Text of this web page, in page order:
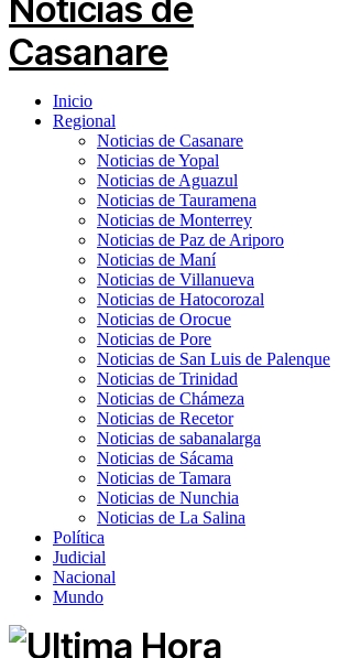
Inicio
Regional
Noticias de Casanare
Noticias de Yopal
Noticias de Aguazul
Noticias de Tauramena
Noticias de Monterrey
Noticias de Paz de Ariporo
Noticias de Maní
Noticias de Villanueva
Noticias de Hatocorozal
Noticias de Orocue
Noticias de Pore
Noticias de San Luis de Palenque
Noticias de Trinidad
Noticias de Chámeza
Noticias de Recetor
Noticias de sabanalarga
Noticias de Sácama
Noticias de Tamara
Noticias de Nunchia
Noticias de La Salina
Política
Judicial
Nacional
Mundo